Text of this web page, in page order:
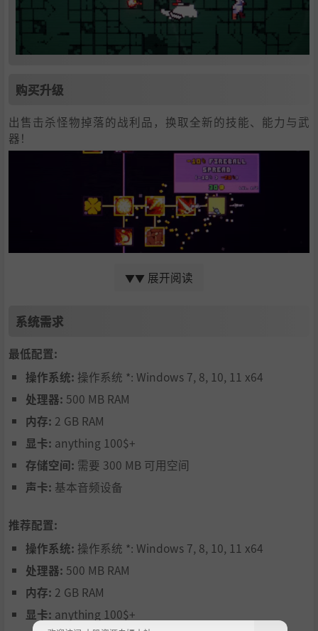
购买升级
出售击杀怪物掉落的战利品，换取全新的技能、能力与武
器！
向巫师学习强大的法术，对地牢中的怪物尽情施放！
▼▼ 展开阅读
系统需求
最低配置:
操作系统: 操作系统 *: Windows 7, 8, 10, 11 x64
处理器: 500 MB RAM
内存: 2 GB RAM
显卡: anything 100$+
存储空间: 需要 300 MB 可用空间
声卡: 基本音频设备
推荐配置:
操作系统: 操作系统 *: Windows 7, 8, 10, 11 x64
处理器: 500 MB RAM
内存: 2 GB RAM
显卡: anything 100$+